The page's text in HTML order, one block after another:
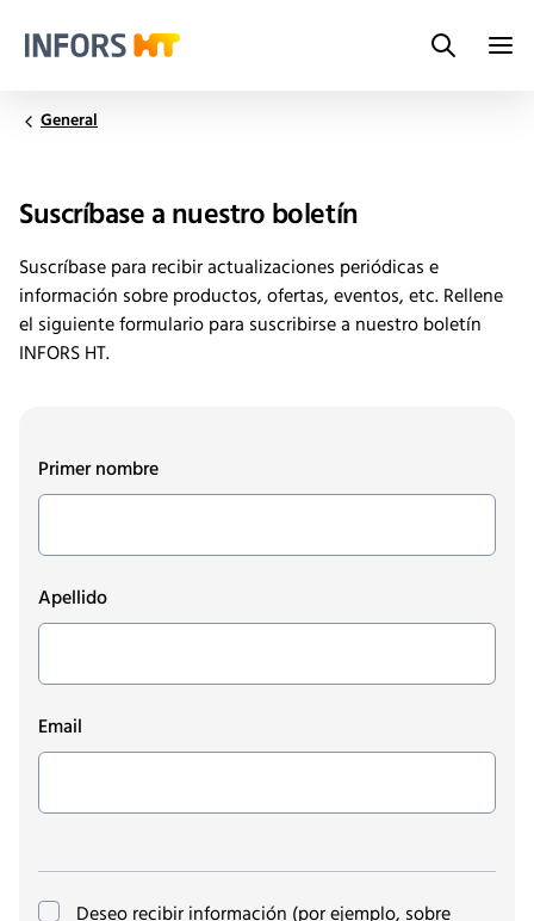
Search
General
Suscríbase a nuestro boletín
Suscríbase para recibir actualizaciones periódicas e
información sobre productos, ofertas, eventos, etc. Rellene
el siguiente formulario para suscribirse a nuestro boletín
INFORS HT.
Primer nombre
Apellido
Email